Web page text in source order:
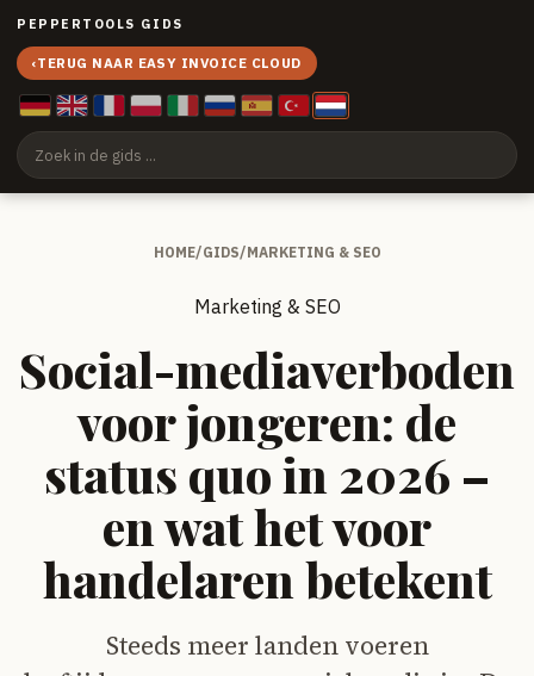
PEPPERTOOLS GIDS
‹TERUG NAAR EASY INVOICE CLOUD
HOME/GIDS/MARKETING & SEO
Marketing & SEO
Social-mediaverboden
voor jongeren: de
status quo in 2026 –
en wat het voor
handelaren betekent
Steeds meer landen voeren